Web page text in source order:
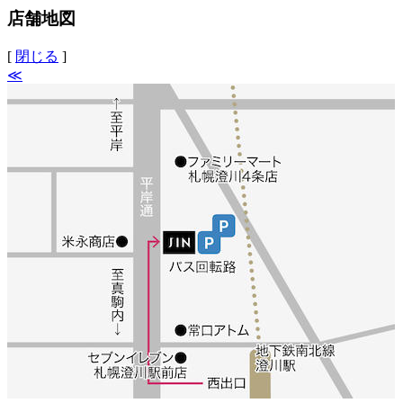
店舗地図
[ 閉じる ]
≪